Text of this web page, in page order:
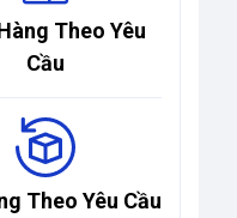
Theo Yêu
Cầu
Theo Yêu Cầu